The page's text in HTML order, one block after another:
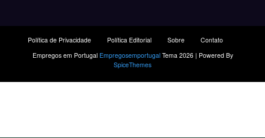
Política de Privacidade Política Editorial Sobre
Contato
Empregos em Portugal EmpregosemportugalTema 2026 | Powered By
SpiceThemes